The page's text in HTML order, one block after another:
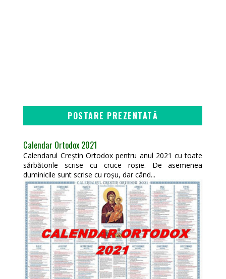
POSTARE PREZENTATĂ
Calendar Ortodox 2021
Calendarul Creștin Ortodox pentru anul 2021 cu toate
sărbătorile scrise cu cruce roșie. De asemenea
duminicile sunt scrise cu roșu, dar când...